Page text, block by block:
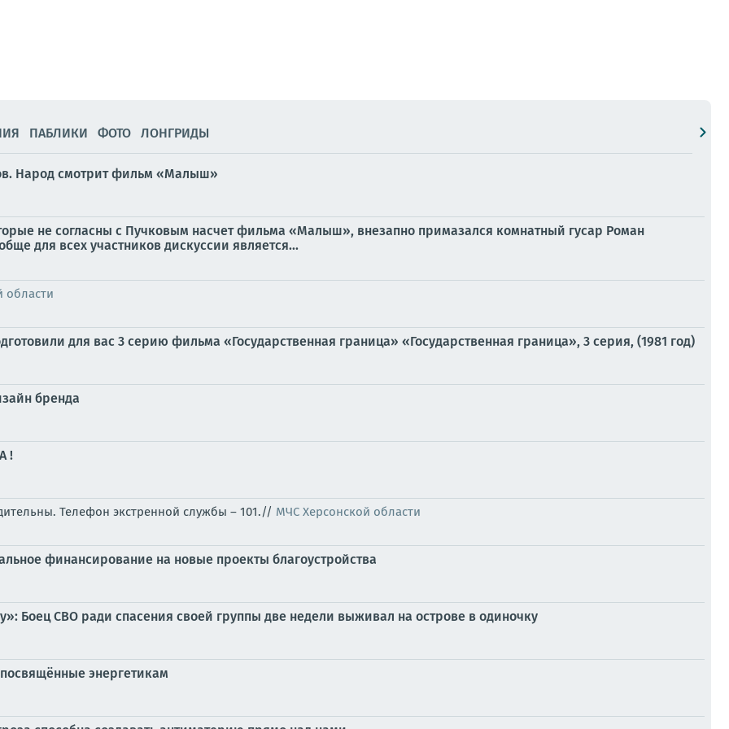
ПАБЛИКИ ФОТО ЛОНГРИДЫ
Народ смотрит фильм «Малыш»
не согласны с Пучковым насчет фильма «Малыш», внезапно примазался комнатный гусар Роман
для всех участников дискуссии является...
области
для вас 3 серию фильма «Государственная граница» «Государственная граница», 3 серия, (1981 год)
бренда
!
Телефон экстренной службы – 101.// МЧС Херсонской области
финансирование на новые проекты благоустройства
Боец СВО ради спасения своей группы две недели выживал на острове в одиночку
энергетикам